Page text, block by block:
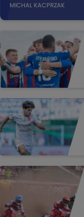
MICHAL KACPRZAK